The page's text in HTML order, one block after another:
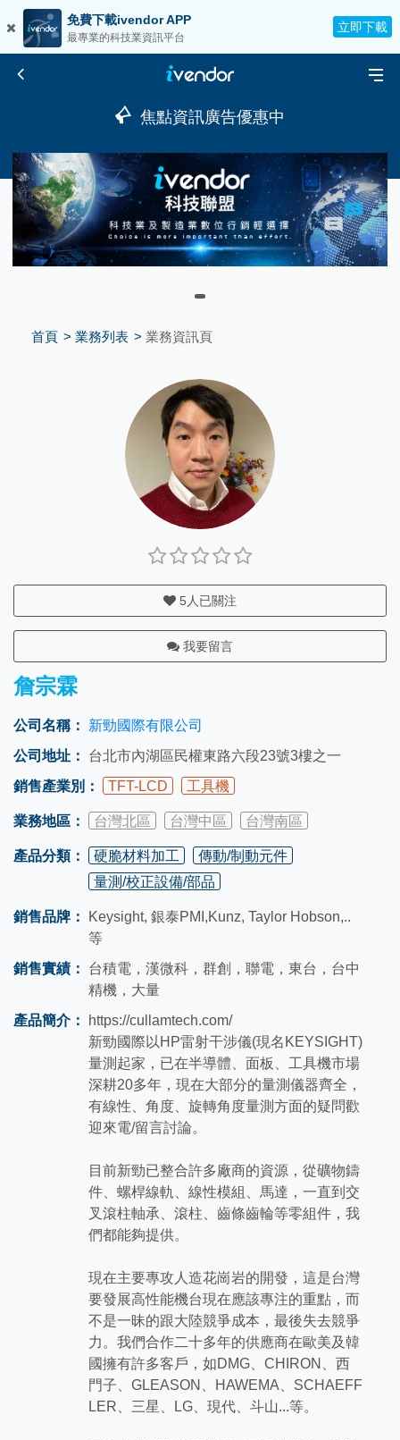
免費下載ivendor APP
最專業的科技業資訊平台
立即下載
焦點資訊廣告優惠中
首頁 業務列表 業務資訊頁
5 人已關注
我要留言
詹宗霖
公司名稱：
新勁國際有限公司
公司地址：
台北市內湖區民權東路六段23號3樓之一
銷售產業別：
TFT-LCD 工具機
業務地區： 台灣北區 台灣中區 台灣南區
產品分類： 硬脆材料加工
傳動/制動元件
量測/校正設備/部品
銷售品牌：
Keysight, 銀泰PMI,Kunz, Taylor Hobson,..
等
銷售實績：
台積電，漢微科，群創，聯電，東台，台中
精機，大量
產品簡介：
https://cullamtech.com/
新勁國際以HP雷射干涉儀(現名KEYSIGHT)
量測起家，已在半導體、面板、工具機市場
深耕20多年，現在大部分的量測儀器齊全，
有線性、角度、旋轉角度量測方面的疑問歡
迎來電/留言討論。
目前新勁已整合許多廠商的資源，從礦物鑄
件、螺桿線軌、線性模組、馬達，一直到交
叉滾柱軸承、滾柱、齒條齒輪等零組件，我
們都能夠提供。
現在主要專攻人造花崗岩的開發，這是台灣
要發展高性能機台現在應該專注的重點，而
不是一昧的跟大陸競爭成本，最後失去競爭
力。我們合作二十多年的供應商在歐美及韓
國擁有許多客戶，如DMG、CHIRON、西
門子、GLEASON、HAWEMA、SCHAEFF
LER、三星、LG、現代、斗山...等。